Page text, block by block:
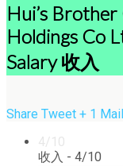
Hui’s
Holdings Co
Salary 收入
Share Tweet + 1 Mail
4/10
收入 - 4/10